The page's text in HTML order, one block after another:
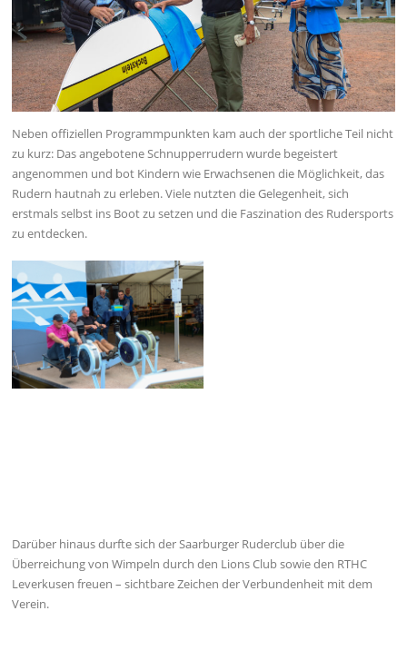
Neben offiziellen Programmpunkten kam auch der sportliche Teil nicht
zu kurz: Das angebotene Schnupperrudern wurde begeistert
angenommen und bot Kindern wie Erwachsenen die Möglichkeit, das
Rudern hautnah zu erleben. Viele nutzten die Gelegenheit, sich
erstmals selbst ins Boot zu setzen und die Faszination des Rudersports
zu entdecken.
Darüber hinaus durfte sich der Saarburger Ruderclub über die
Überreichung von Wimpeln durch den Lions Club sowie den RTHC
Leverkusen freuen – sichtbare Zeichen der Verbundenheit mit dem
Verein.